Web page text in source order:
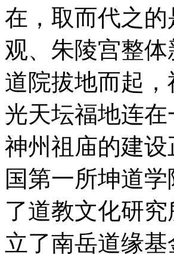
在，取而代之
观、朱陵宫整
道院拔地而起
光天坛福地连
神州祖庙的建
国第一所坤道
了道教文化研
立了南岳道缘